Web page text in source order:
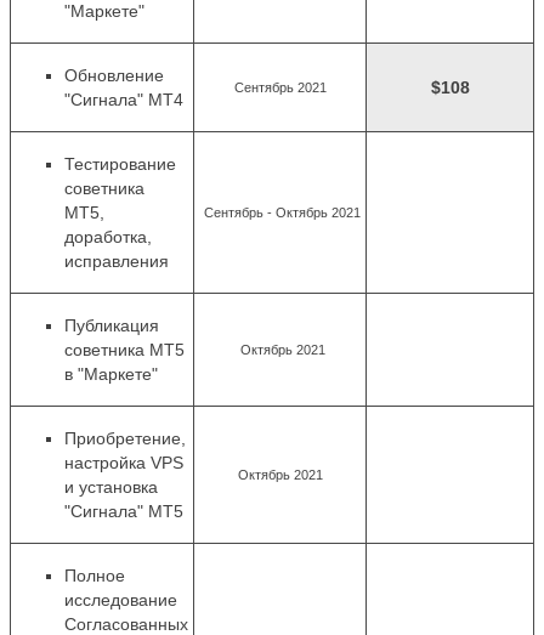
"Маркете"
Обновление
"Сигнала" MT4
Сентябрь 2021 $108
Тестирование
советника
MT5,
доработка,
исправления
Сентябрь - Октябрь 2021
Публикация
советника MT5
в "Маркете"
Октябрь 2021
Приобретение,
настройка VPS
и установка
"Сигнала" MT5
Октябрь 2021
Полное
исследование
Согласованных